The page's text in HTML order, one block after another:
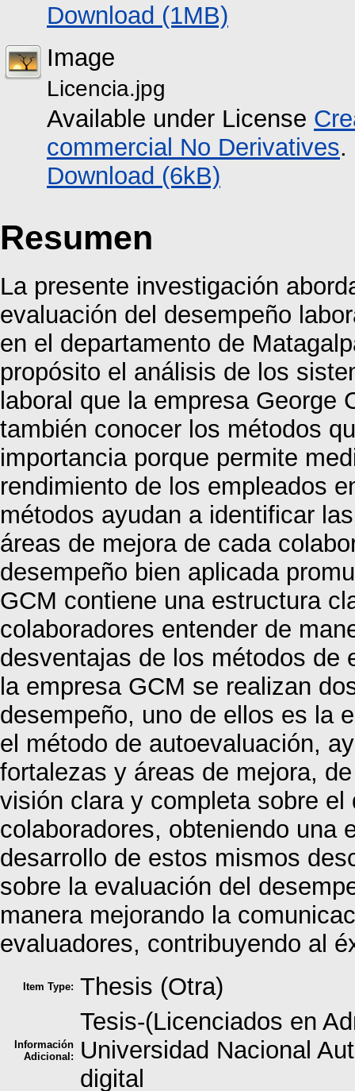
Download (1MB)
Image
Licencia.jpg
Available under License
commercial No Derivatives.
Download (6kB)
Resumen
La presente investigación
evaluación del desempeño
en el departamento de
propósito el análisis de los
laboral que la empresa
también conocer los métodos
importancia porque permite
rendimiento de los empleados
métodos ayudan a identificar
áreas de mejora de cada
desempeño bien aplicada
GCM contiene una estructura
colaboradores entender de
desventajas de los métodos de
la empresa GCM se realizan
desempeño, uno de ellos es la
el método de autoevaluación,
fortalezas y áreas de mejora,
visión clara y completa sobre
colaboradores, obteniendo una
desarrollo de estos mismos
sobre la evaluación del
manera mejorando la
evaluadores, contribuyendo al
Item Type: Thesis (Otra)
Información
Adicional:
Tesis-(Licenciados en
Universidad Nacional
digital